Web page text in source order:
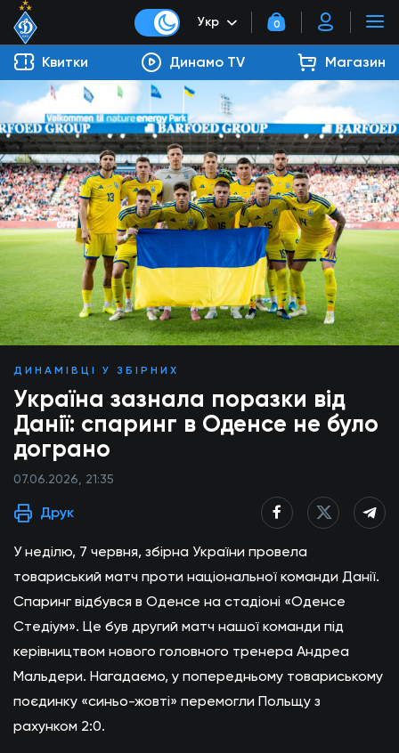
Укр 0
Квитки Динамо TV Магазин
ДИНАМІВЦІ У ЗБІРНИХ
Україна зазнала поразки від
Данії: спаринг в Оденсе не було
дограно
07.06.2026, 21:35
Друк
У неділю, 7 червня, збірна України провела
товариський матч проти національної команди Данії.
Спаринг відбувся в Оденсе на стадіоні «Оденсе
Стедіум». Це був другий матч нашої команди під
керівництвом нового головного тренера Андреа
Мальдери. Нагадаємо, у попередньому товариському
поєдинку «синьо-жовті» перемогли Польщу з
рахунком 2:0.